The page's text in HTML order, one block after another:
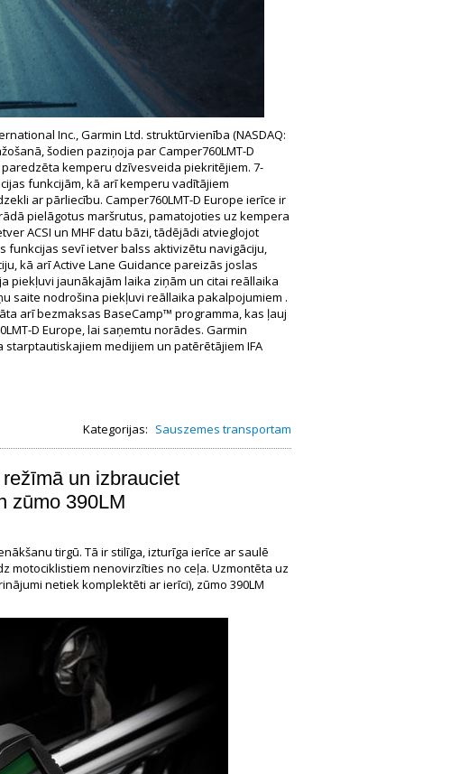
Inc., Garmin Ltd. struktūrvienība (NASDAQ:
šodien paziņoja par Camper760LMT-D
kemperu dzīvesveida piekritējiem. 7-
funkcijām, kā arī kemperu vadītājiem
ar pārliecību. Camper760LMT-D Europe ierīce ir
pielāgotus maršrutus, pamatojoties uz kempera
ACSI un MHF datu bāzi, tādējādi atvieglojot
funkcijas sevī ietver balss aktivizētu navigāciju,
kā arī Active Lane Guidance pareizās joslas
piekļuvi jaunākajām laika ziņām un citai reāllaika
saite nodrošina piekļuvi reāllaika pakalpojumiem .
arī bezmaksas BaseCamp™ programma, kas ļauj
D Europe, lai saņemtu norādes. Garmin
starptautiskajiem medijiem un patērētājiem IFA
Kategorijas: Sauszemes transportam
un izbrauciet
zūmo 390LM
tirgū. Tā ir stilīga, izturīga ierīce ar saulē
motociklistiem nenovirzīties no ceļa. Uzmontēta uz
netiek komplektēti ar ierīci), zūmo 390LM